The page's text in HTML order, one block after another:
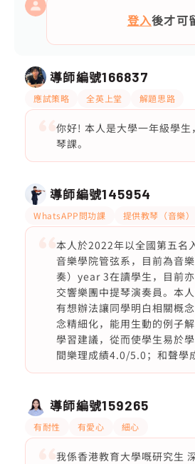
登入後才可
導師編號166837
應試策略 全英上堂 解題思路
你好! 本人是大學一年級學生
琴課。
導師編號145954
WhatsAPP問功課 提供教琴（音樂）
本人於2022年以全國第五名
音樂學院管弦系，目前為音
奏）year 3在讀學生，目前
交響樂團中提琴演奏員。本
有想辦法讓同學明白相關概
念精細化，能用生動的例子
學習建議，從而使學生易於
間樂理成績4.0/5.0；和聲學
導師編號159265
有耐性 有愛心 細心
我係香港教育大學嘅研究生